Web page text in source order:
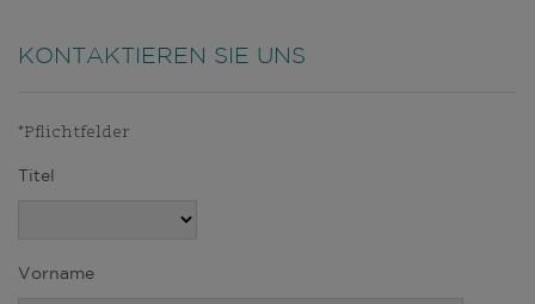
KONTAKTIEREN SIE UNS
*Pflichtfelder
Titel
Vorname